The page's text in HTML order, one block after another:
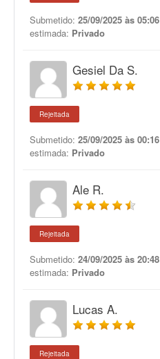
Submetido: 25/09/2025 às 05:06
estimada: Privado
Gesiel Da S.
Rejeitada
Submetido: 25/09/2025 às 00:16
estimada: Privado
Ale R.
Rejeitada
Submetido: 24/09/2025 às 20:48
estimada: Privado
Lucas A.
Rejeitada